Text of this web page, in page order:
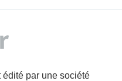
par une société